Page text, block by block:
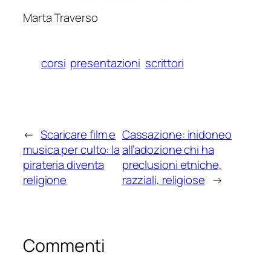
Marta Traverso
corsi presentazioni scrittori
← Scaricare film e
musica per culto: la
pirateria diventa
religione
Cassazione: inidoneo
all’adozione chi ha
preclusioni etniche,
razziali, religiose →
Commenti